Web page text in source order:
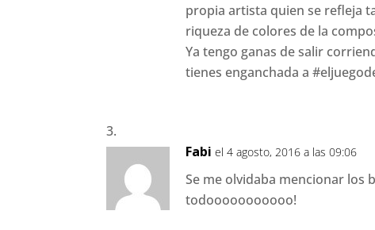
propia artista quien se refleja
riqueza de colores de la
Ya tengo ganas de salir
tienes enganchada a
Fabi el 4 agosto, 2016 a las 09:06
Se me olvidaba mencionar los
todooooooooooo!